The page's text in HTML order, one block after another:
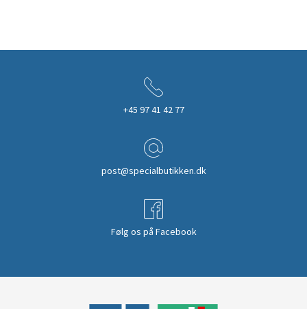
+45 97 41 42 77
post@specialbutikken.dk
Følg os på Facebook